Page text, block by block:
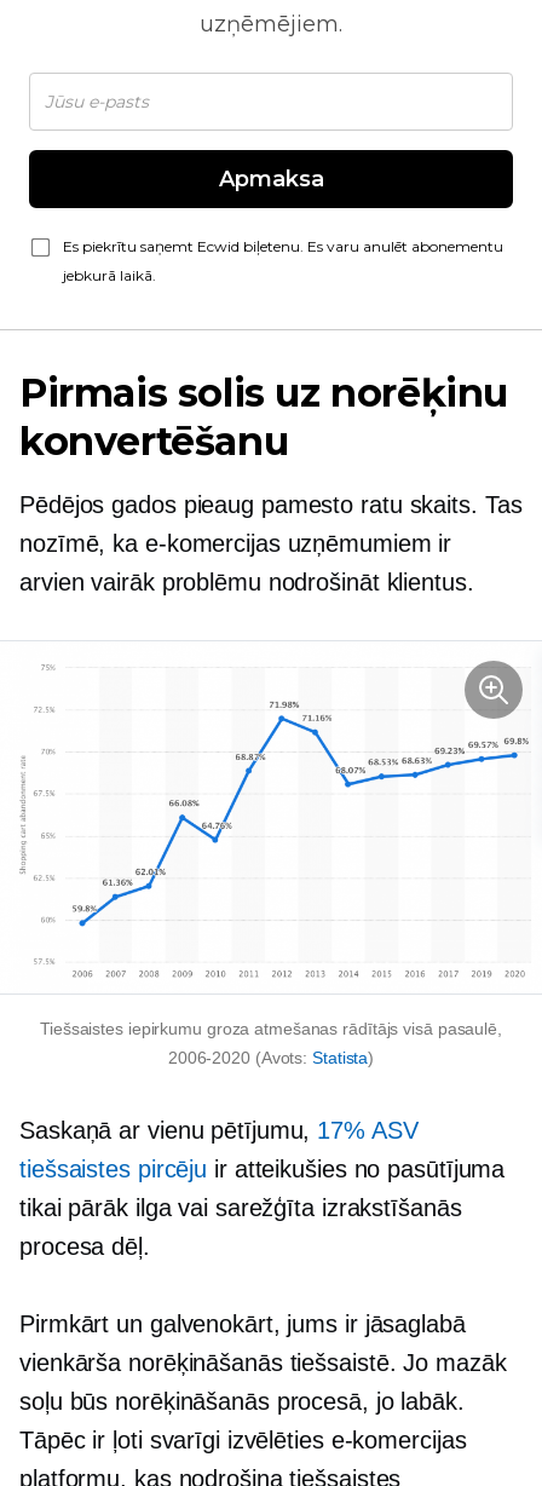
uzņēmējiem.
Apmaksa
Es piekrītu saņemt Ecwid biļetenu. Es varu anulēt abonementu
jebkurā laikā.
Pirmais solis uz norēķinu
konvertēšanu
Pēdējos gados pieaug pamesto ratu skaits. Tas
nozīmē, ka e-komercijas uzņēmumiem ir
arvien vairāk problēmu nodrošināt klientus.
Tiešsaistes iepirkumu groza atmešanas rādītājs visā pasaulē,
2006-2020(Avots:Statista)
Saskaņā ar vienu pētījumu, 17% ASV
tiešsaistes pircēju ir atteikušies no pasūtījuma
tikai pārāk ilga vai sarežģīta izrakstīšanās
procesa dēļ.
Pirmkārt un galvenokārt, jums ir jāsaglabā
vienkārša norēķināšanās tiešsaistē. Jo mazāk
soļu būs norēķināšanās procesā, jo labāk.
Tāpēc ir ļoti svarīgi izvēlēties e-komercijas
platformu, kas nodrošina tiešsaistes